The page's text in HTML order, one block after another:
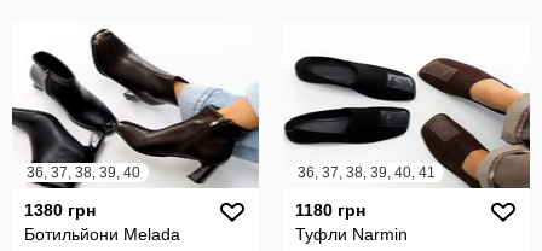
36, 37, 38, 39, 40
1380 грн
Ботильйони Melada
36, 37, 38, 39, 40, 41
1180 грн
Туфли Narmin